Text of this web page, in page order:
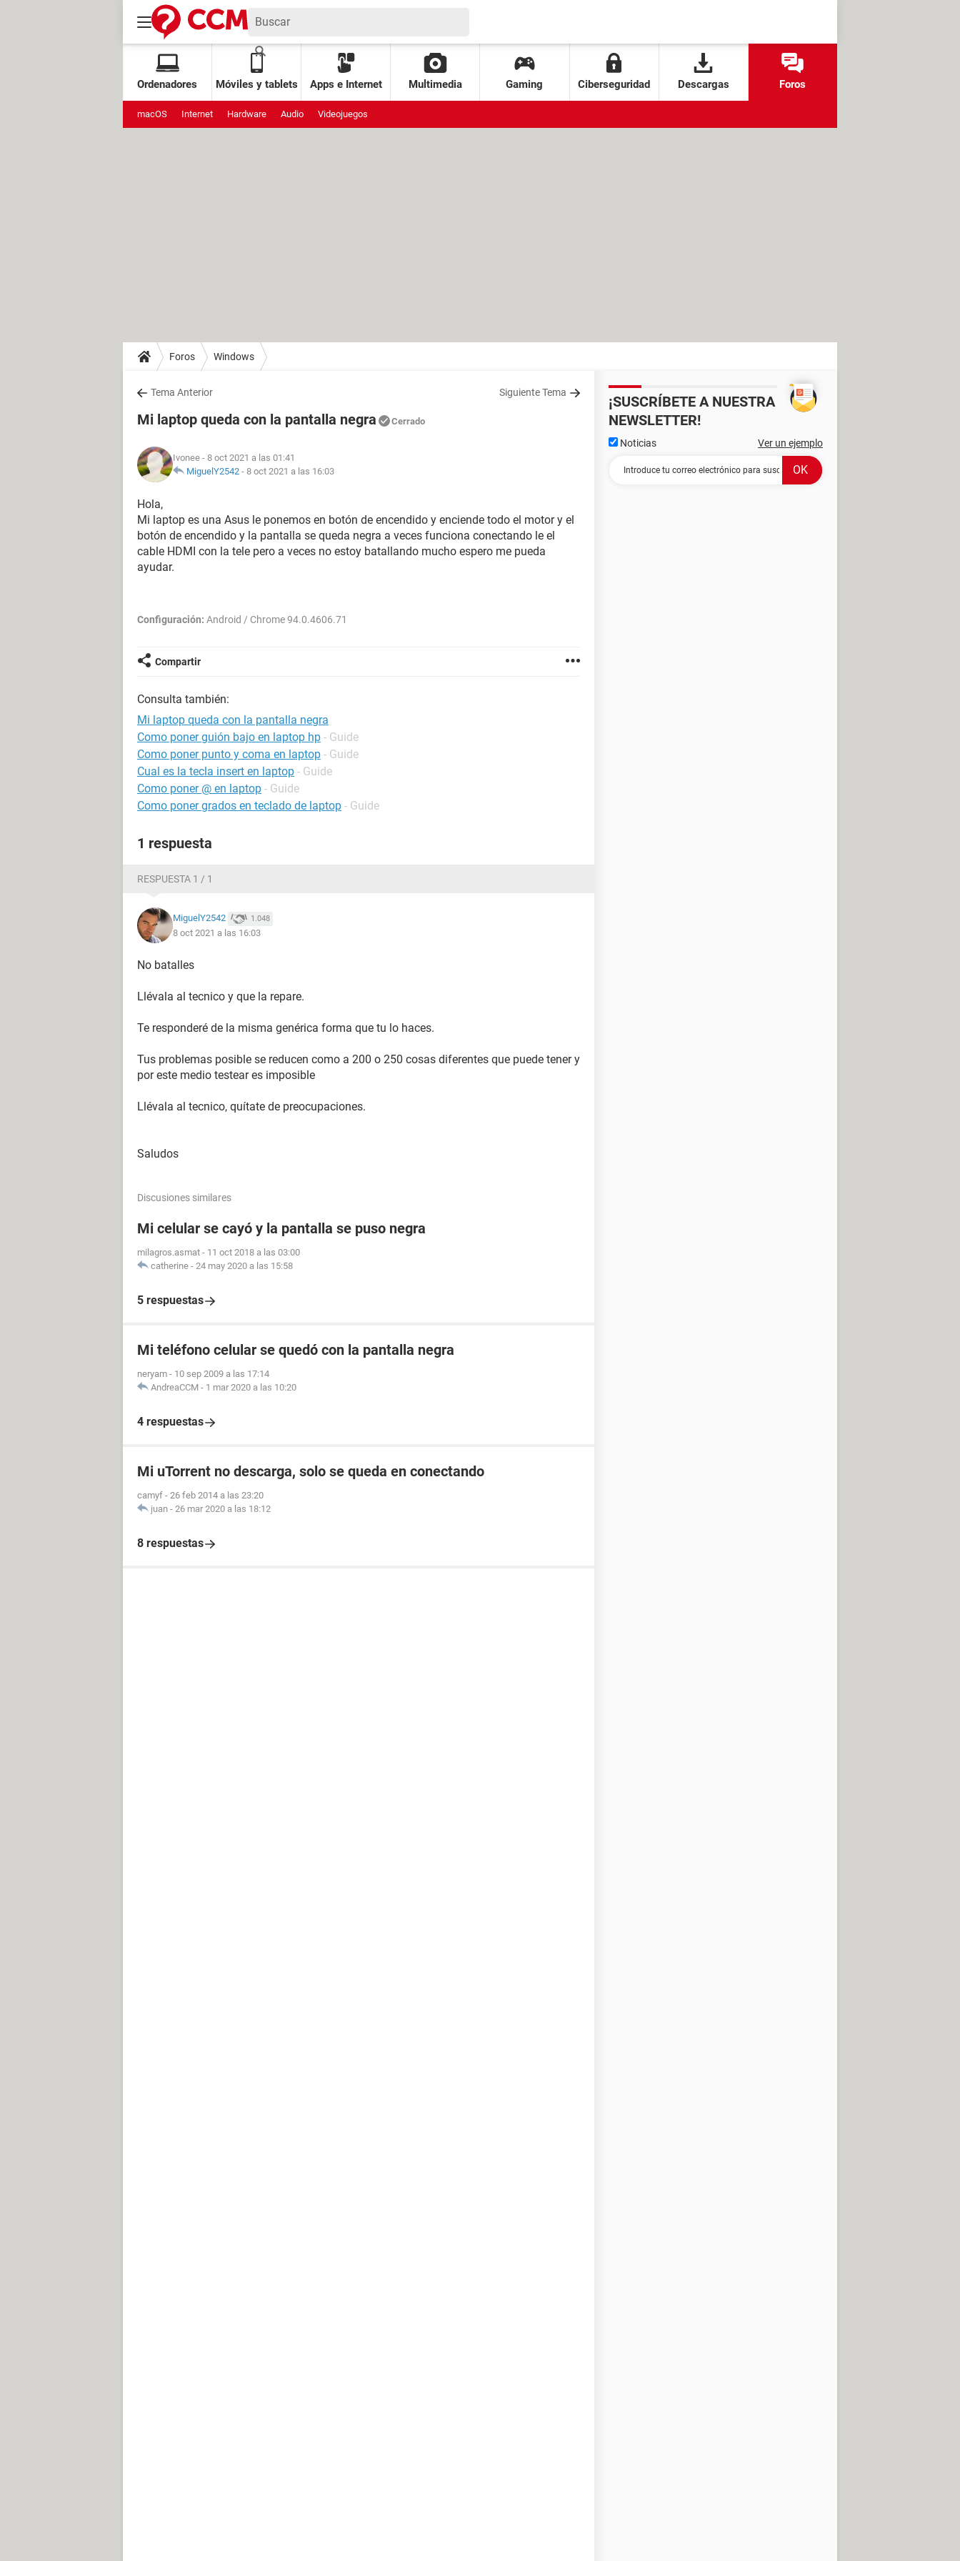
Ordenadores Móviles y tablets Apps e Internet Multimedia Gaming Ciberseguridad Descargas Foros
macOS Internet Hardware Audio Videojuegos
Foros Windows
Tema Anterior Siguiente Tema
Mi laptop queda con la pantalla negra Cerrado
Ivonee - 8 oct 2021 a las 01:41
MiguelY2542 - 8 oct 2021 a las 16:03
Hola,
Mi laptop es una Asus le ponemos en botón de encendido y enciende todo el motor y el
botón de encendido y la pantalla se queda negra a veces funciona conectando le el
cable HDMI con la tele pero a veces no estoy batallando mucho espero me pueda
ayudar.
Configuración: Android / Chrome 94.0.4606.71
Compartir
Consulta también:
Mi laptop queda con la pantalla negra
Como poner guión bajo en laptop hp - Guide
Como poner punto y coma en laptop - Guide
Cual es la tecla insert en laptop - Guide
Como poner @ en laptop - Guide
Como poner grados en teclado de laptop - Guide
1 respuesta
RESPUESTA 1 / 1
MiguelY2542 1.048
8 oct 2021 a las 16:03
No batalles
Llévala al tecnico y que la repare.
Te responderé de la misma genérica forma que tu lo haces.
Tus problemas posible se reducen como a 200 o 250 cosas diferentes que puede tener y
por este medio testear es imposible
Llévala al tecnico, quítate de preocupaciones.
Saludos
Discusiones similares
Mi celular se cayó y la pantalla se puso negra
milagros.asmat - 11 oct 2018 a las 03:00
catherine - 24 may 2020 a las 15:58
5 respuestas
Mi teléfono celular se quedó con la pantalla negra
neryam - 10 sep 2009 a las 17:14
AndreaCCM - 1 mar 2020 a las 10:20
4 respuestas
Mi uTorrent no descarga, solo se queda en conectando
camyf - 26 feb 2014 a las 23:20
juan - 26 mar 2020 a las 18:12
8 respuestas
¡SUSCRÍBETE A NUESTRA
NEWSLETTER!
Noticias Ver un ejemplo